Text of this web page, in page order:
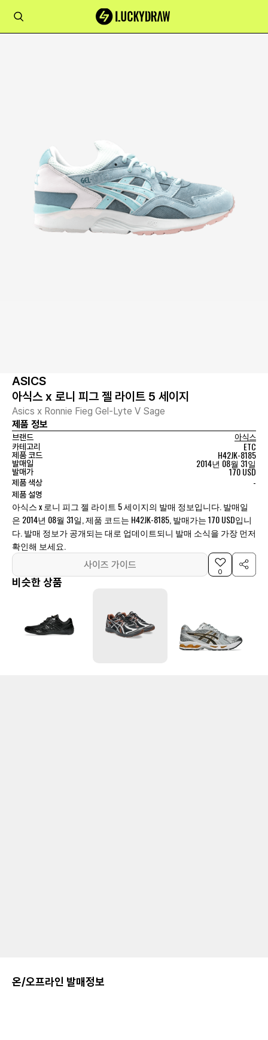
ASICS
아식스 x 로니 피그 젤 라이트 5 세이지
Asics x Ronnie Fieg Gel-Lyte V Sage
제품 정보
브랜드
아식스
카테고리
ETC
제품 코드 H42JK-8185
발매일 2014년 08월 31일
발매가 170 USD
제품 색상 -
제품 설명
아식스 x 로니 피그 젤 라이트 5 세이지의 발매 정보입니다. 발매일
은 2014년 08월 31일, 제품 코드는 H42JK-8185, 발매가는 170 USD입니
다. 발매 정보가 공개되는 대로 업데이트되니 발매 소식을 가장 먼저
확인해 보세요.
사이즈 가이드
0
비슷한 상품
온/오프라인 발매정보